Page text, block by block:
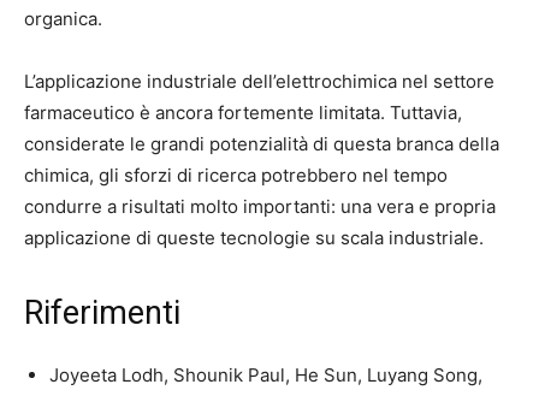
organica.
L’applicazione industriale dell’elettrochimica nel settore
farmaceutico è ancora fortemente limitata. Tuttavia,
considerate le grandi potenzialità di questa branca della
chimica, gli sforzi di ricerca potrebbero nel tempo
condurre a risultati molto importanti: una vera e propria
applicazione di queste tecnologie su scala industriale.
Riferimenti
Joyeeta Lodh, Shounik Paul, He Sun, Luyang Song,